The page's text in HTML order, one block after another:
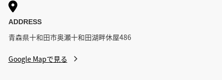

ADDRESS
青森県十和田市奥瀬十和田湖畔休屋486
Google Mapで見る